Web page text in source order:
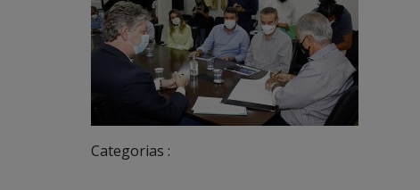
Categorias :